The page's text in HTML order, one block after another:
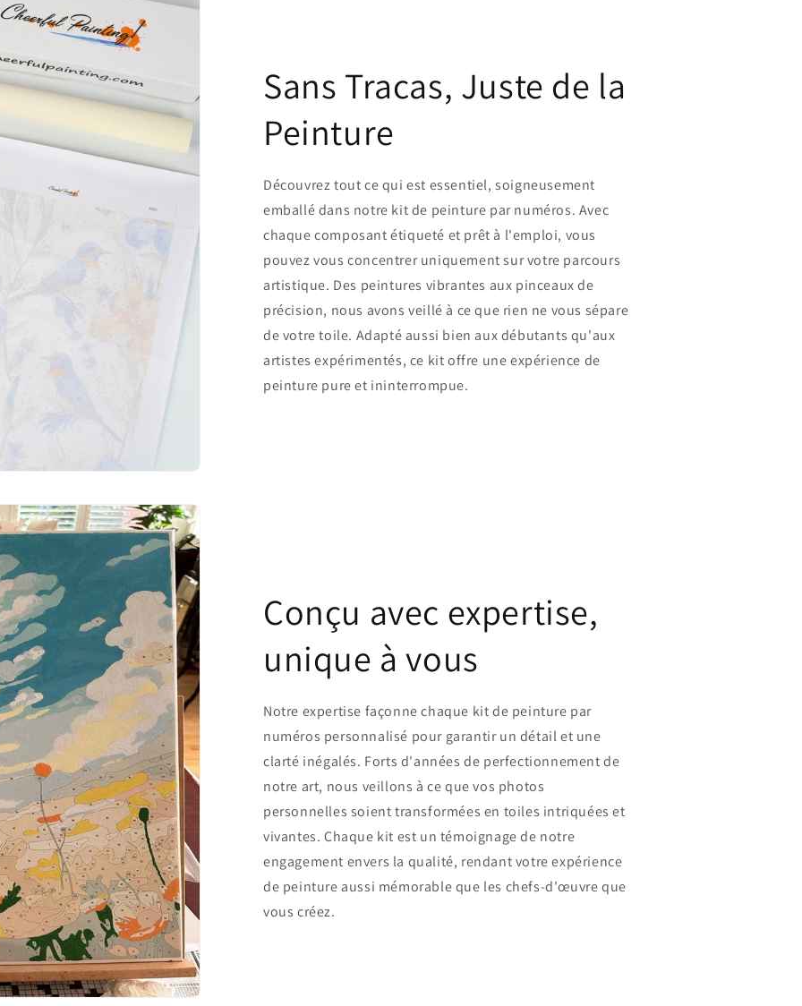
Sans Tracas, Juste de la
Peinture
Découvrez tout ce qui est essentiel, soigneusement
emballé dans notre kit de peinture par numéros. Avec
chaque composant étiqueté et prêt à l'emploi, vous
pouvez vous concentrer uniquement sur votre parcours
artistique. Des peintures vibrantes aux pinceaux de
précision, nous avons veillé à ce que rien ne vous sépare
de votre toile. Adapté aussi bien aux débutants qu'aux
artistes expérimentés, ce kit offre une expérience de
peinture pure et ininterrompue.
Conçu avec expertise,
unique à vous
Notre expertise façonne chaque kit de peinture par
numéros personnalisé pour garantir un détail et une
clarté inégalés. Forts d'années de perfectionnement de
notre art, nous veillons à ce que vos photos
personnelles soient transformées en toiles intriquées et
vivantes. Chaque kit est un témoignage de notre
engagement envers la qualité, rendant votre expérience
de peinture aussi mémorable que les chefs-d'œuvre que
vous créez.